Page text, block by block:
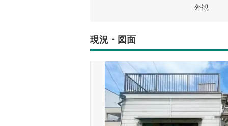
外観
現況・図面